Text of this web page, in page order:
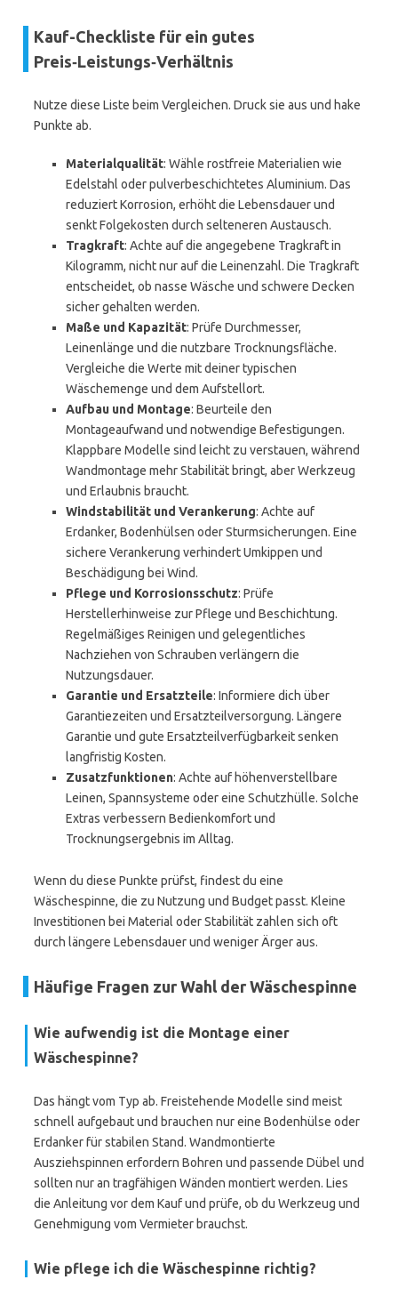
Kauf-Checkliste für ein gutes
Preis‑Leistungs‑Verhältnis
Nutze diese Liste beim Vergleichen. Druck sie aus und hake
Punkte ab.
Materialqualität: Wähle rostfreie Materialien wie
Edelstahl oder pulverbeschichtetes Aluminium. Das
reduziert Korrosion, erhöht die Lebensdauer und
senkt Folgekosten durch selteneren Austausch.
Tragkraft: Achte auf die angegebene Tragkraft in
Kilogramm, nicht nur auf die Leinenzahl. Die Tragkraft
entscheidet, ob nasse Wäsche und schwere Decken
sicher gehalten werden.
Maße und Kapazität: Prüfe Durchmesser,
Leinenlänge und die nutzbare Trocknungsfläche.
Vergleiche die Werte mit deiner typischen
Wäschemenge und dem Aufstellort.
Aufbau und Montage: Beurteile den
Montageaufwand und notwendige Befestigungen.
Klappbare Modelle sind leicht zu verstauen, während
Wandmontage mehr Stabilität bringt, aber Werkzeug
und Erlaubnis braucht.
Windstabilität und Verankerung: Achte auf
Erdanker, Bodenhülsen oder Sturmsicherungen. Eine
sichere Verankerung verhindert Umkippen und
Beschädigung bei Wind.
Pflege und Korrosionsschutz: Prüfe
Herstellerhinweise zur Pflege und Beschichtung.
Regelmäßiges Reinigen und gelegentliches
Nachziehen von Schrauben verlängern die
Nutzungsdauer.
Garantie und Ersatzteile: Informiere dich über
Garantiezeiten und Ersatzteilversorgung. Längere
Garantie und gute Ersatzteilverfügbarkeit senken
langfristig Kosten.
Zusatzfunktionen: Achte auf höhenverstellbare
Leinen, Spannsysteme oder eine Schutzhülle. Solche
Extras verbessern Bedienkomfort und
Trocknungsergebnis im Alltag.
Wenn du diese Punkte prüfst, findest du eine
Wäschespinne, die zu Nutzung und Budget passt. Kleine
Investitionen bei Material oder Stabilität zahlen sich oft
durch längere Lebensdauer und weniger Ärger aus.
Häufige Fragen zur Wahl der Wäschespinne
Wie aufwendig ist die Montage einer
Wäschespinne?
Das hängt vom Typ ab. Freistehende Modelle sind meist
schnell aufgebaut und brauchen nur eine Bodenhülse oder
Erdanker für stabilen Stand. Wandmontierte
Ausziehspinnen erfordern Bohren und passende Dübel und
sollten nur an tragfähigen Wänden montiert werden. Lies
die Anleitung vor dem Kauf und prüfe, ob du Werkzeug und
Genehmigung vom Vermieter brauchst.
Wie pflege ich die Wäschespinne richtig?